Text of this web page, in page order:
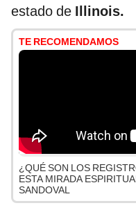
estado de Illinois.
TE RECOMENDAMOS
¿QUÉ SON LOS
ESTA MIRADA
SANDOVAL